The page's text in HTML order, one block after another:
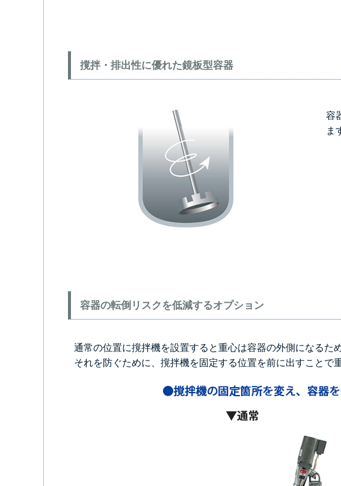
撹拌・排出性に優れた鏡板型容器
容
ま
容器の転倒リスクを低減するオプション
通常の位置に撹拌機を設置すると重心は容器の外側になるた
それを防ぐために、撹拌機を固定する位置を前に出すことで